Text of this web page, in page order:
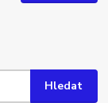
Hledat